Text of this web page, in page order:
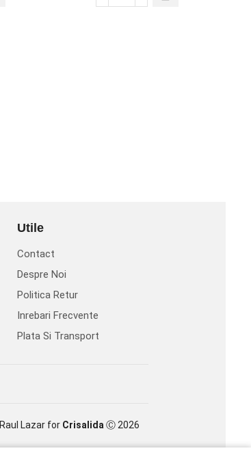
Utile
Contact
Despre Noi
Politica Retur
Inrebari Frecvente
Plata Si Transport
Raul Lazarfor Crisalida Ⓒ 2026